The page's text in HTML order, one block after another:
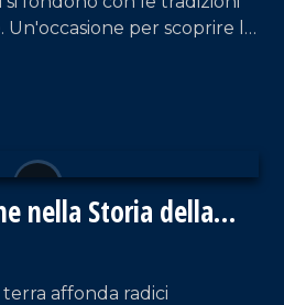
per scoprire le
nella Storia della
affonda radici